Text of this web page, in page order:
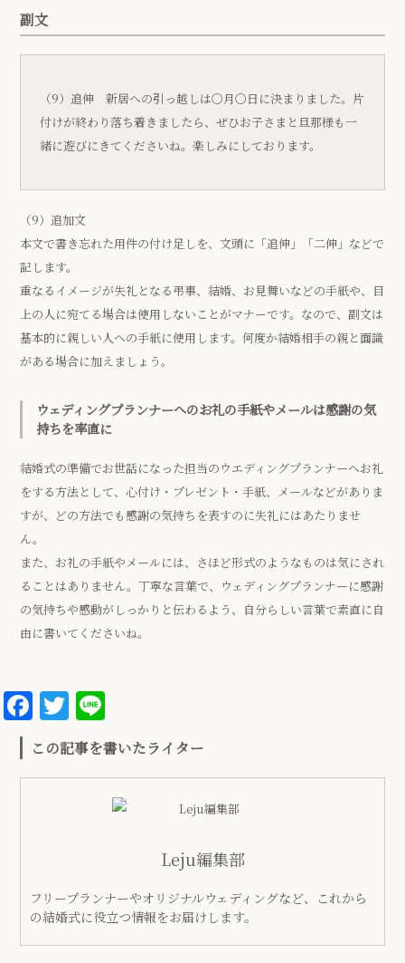
副文
（9）追伸 新居への引っ越しは〇月〇日に決まりました。片
付けが終わり落ち着きましたら、ぜひお子さまと旦那様も一
緒に遊びにきてくださいね。楽しみにしております。
（9）追加文
本文で書き忘れた用件の付け足しを、文頭に「追伸」「二伸」などで
記します。
重なるイメージが失礼となる弔事、結婚、お見舞いなどの手紙や、目
上の人に宛てる場合は使用しないことがマナーです。なので、副文は
基本的に親しい人への手紙に使用します。何度か結婚相手の親と面識
がある場合に加えましょう。
ウェディングプランナーへのお礼の手紙やメールは感謝の気
持ちを率直に
結婚式の準備でお世話になった担当のウエディングプランナーへお礼
をする方法として、心付け・プレゼント・手紙、メールなどがありま
すが、どの方法でも感謝の気持ちを表すのに失礼にはあたりませ
ん。
また、お礼の手紙やメールには、さほど形式のようなものは気にされ
ることはありません。丁寧な言葉で、ウェディングプランナーに感謝
の気持ちや感動がしっかりと伝わるよう、自分らしい言葉で素直に自
由に書いてくださいね。
Facebook
Twitter
この記事を書いたライター
Leju編集部
フリープランナーやオリジナルウェディングなど、これから
の結婚式に役立つ情報をお届けします。